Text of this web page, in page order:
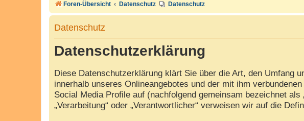
Foren-Übersicht Datenschutz Datenschutz
Datenschutz
Datenschutzerklärung
Diese Datenschutzerklärung klärt Sie über die Art, den Umfang
innerhalb unseres Onlineangebotes und der mit ihm
Social Media Profile auf (nachfolgend gemeinsam bezeichnet
„Verarbeitung“ oder „Verantwortlicher“ verweisen wir auf die